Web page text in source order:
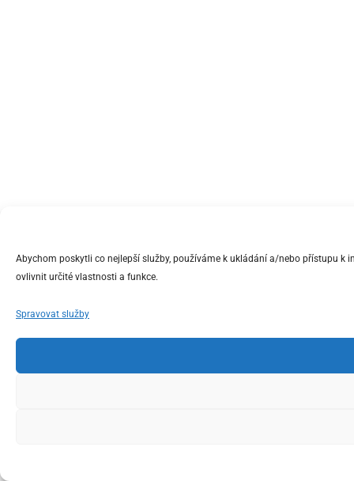
Abychom poskytli co nejlepší služby, používáme k ukládání a/nebo přístupu
ovlivnit určité vlastnosti a funkce.
Spravovat služby